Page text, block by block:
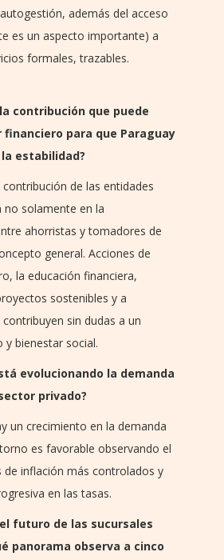
además del acceso
es un aspecto importante) a
formales, trazables.
la contribución que puede
financiero para que Paraguay
estabilidad?
contribución de las entidades
no solamente en la
ahorristas y tomadores de
general. Acciones de
la educación financiera,
sostenibles y a
sin dudas a un
bienestar social.
evolucionando la demanda
privado?
un crecimiento en la demanda
es favorable observando el
de inflación más controlados y
en las tasas.
el futuro de las sucursales
panorama observa a cinco